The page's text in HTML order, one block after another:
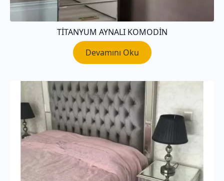
TITANYUM AYNALI KOMODIN
Devamını Oku